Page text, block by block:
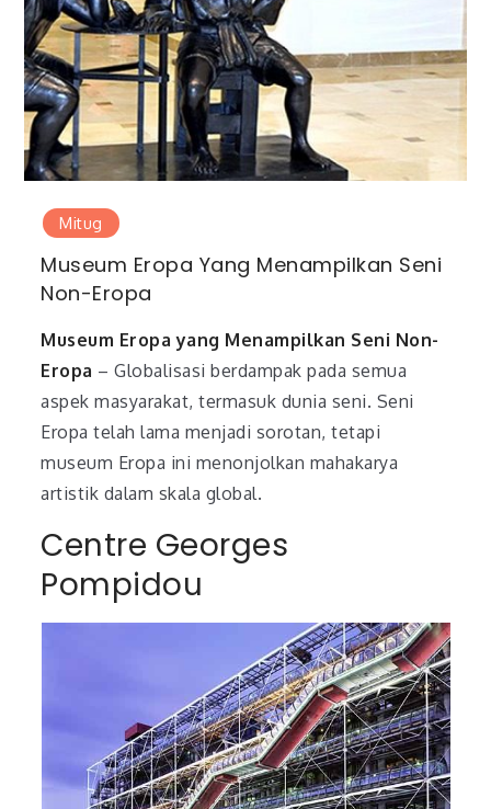
Mitug
Museum Eropa Yang Menampilkan Seni
Non-Eropa
Museum Eropa yang Menampilkan Seni Non-
Eropa – Globalisasi berdampak pada semua
aspek masyarakat, termasuk dunia seni. Seni
Eropa telah lama menjadi sorotan, tetapi
museum Eropa ini menonjolkan mahakarya
artistik dalam skala global.
Centre Georges
Pompidou